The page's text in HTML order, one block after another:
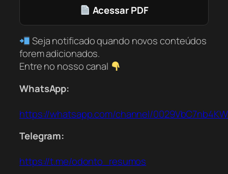
Acessar PDF
Seja notificado quando novos conteúdos
forem adicionados.
Entre no nosso canal
WhatsApp:
https://whatsapp.com/channel/
Telegram:
https://t.me/odonto_resumos